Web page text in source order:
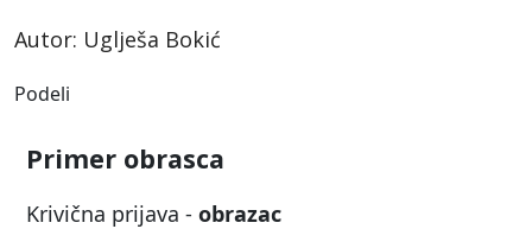
Autor: Uglješa Bokić
Podeli
Primer obrasca
Krivična prijava - obrazac